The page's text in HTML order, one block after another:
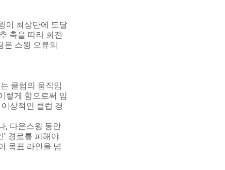
이 최상단에 도달
축을 따라 회전
은 스윙 오류의
클럽의 움직임
렇게 함으로써 임
상적인 클럽 경
, 다운스윙 동안
' 경로를 피해야
목표 라인을 넘